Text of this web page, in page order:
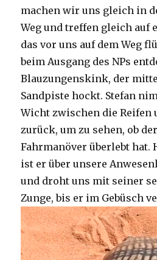
machen wir uns gleich in
Weg und treffen gleich auf
das vor uns auf dem Weg
beim Ausgang des NPs
Blauzungenskink, der
Sandpiste hockt. Stefan
Wicht zwischen die Reifen
zurück, um zu sehen, ob
Fahrmanöver überlebt hat.
ist er über unsere
und droht uns mit seiner
Zunge, bis er im Gebüsch